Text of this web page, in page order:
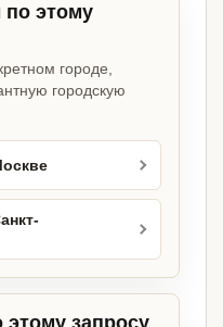
по этому
городе,
городскую